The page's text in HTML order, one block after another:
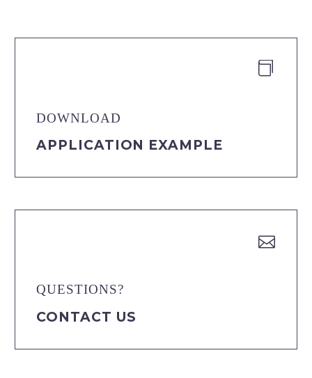


DOWNLOAD
APPLICATION EXAMPLE


QUESTIONS?
CONTACT US